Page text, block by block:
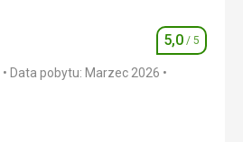
Ocena
5,0 / 5
Data pobytu: Marzec 2026